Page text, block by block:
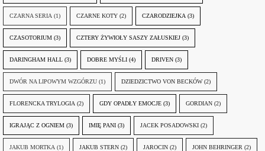
CZARNA SERIA (1) CZARNE KOTY (2) CZARODZIEJKA (3)
CZASOTORIUM (3) CZTERY ŻYWIOŁY SASZY ZAŁUSKIEJ (3)
DARINGHAM HALL (3) DOBRE MYŚLI (4) DRIVEN (3)
DWÓR NA LIPOWYM WZGÓRZU (1) DZIEDZICTWO VON BECKÓW (2)
FLORENCKA TRYLOGIA (2) GDY OPADŁY EMOCJE (3) GORDIAN (2)
IGRAJĄC Z OGNIEM (3) IMIĘ PANI (3) JACEK POSADOWSKI (2)
JAKUB MORTKA (1) JAKUB STERN (2) JAROCIN (2) JOHN BEHRINGER (2)